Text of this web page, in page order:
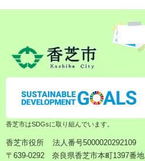
香芝市はSDGsに取り組んでいます。
香芝市役所
法人番号5000020292109
〒639-0292 奈良県香芝市本町1397番地